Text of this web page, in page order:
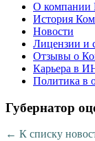
О
История
Новости
Лицензии и
Отзывы о
Карьера в
Политика в
Губернатор
← К списку